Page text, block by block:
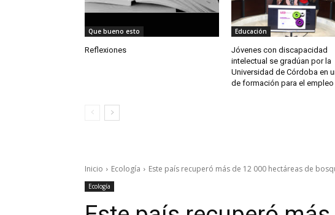
Que bueno esto
Reflexiones
Educación
Jóvenes con discapacidad
intelectual se gradúan por la
Universidad de Córdoba en
de formación para el empleo